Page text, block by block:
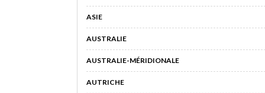
ASIE
AUSTRALIE
AUSTRALIE-MÉRIDIONALE
AUTRICHE